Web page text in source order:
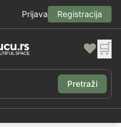
Prijava Registracija
❤️ 🛒
Pretraži